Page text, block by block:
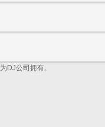
DJ公司拥有。